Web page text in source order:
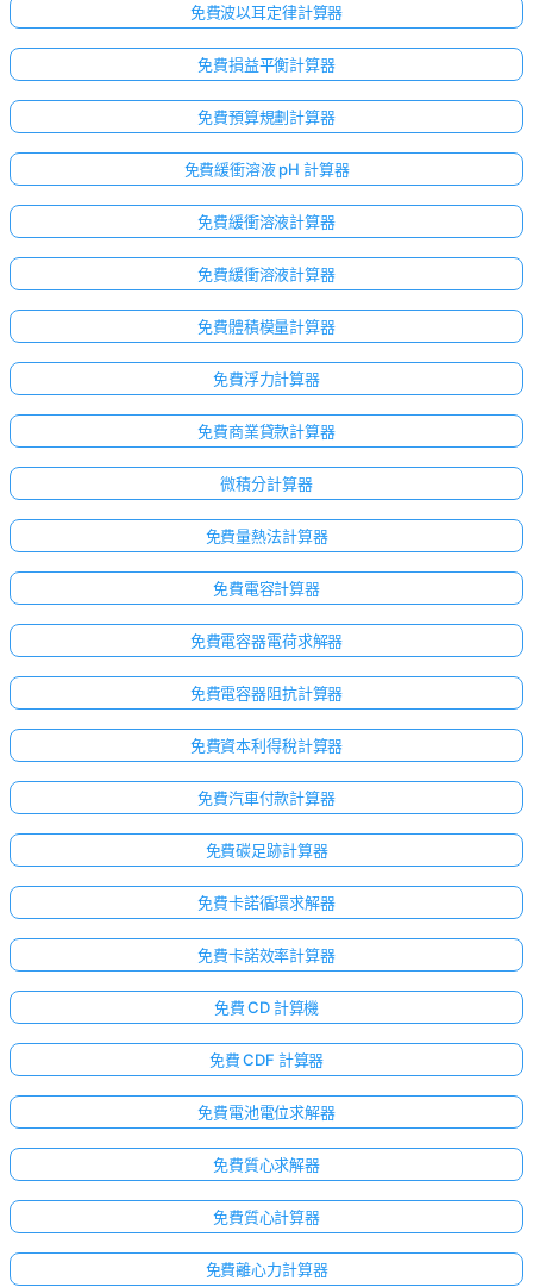
問
提
出
您
的
第
一
個
問
題
免費波以耳定律計算器
免費損益平衡計算器
免費預算規劃計算器
免費緩衝溶液 pH 計算器
免費緩衝溶液計算器
免費緩衝溶液計算器
免費體積模量計算器
免費浮力計算器
免費商業貸款計算器
微積分計算器
免費量熱法計算器
免費電容計算器
免費電容器電荷求解器
免費電容器阻抗計算器
免費資本利得稅計算器
免費汽車付款計算器
免費碳足跡計算器
免費卡諾循環求解器
免費卡諾效率計算器
免費 CD 計算機
免費 CDF 計算器
免費電池電位求解器
免費質心求解器
免費質心計算器
免費離心力計算器